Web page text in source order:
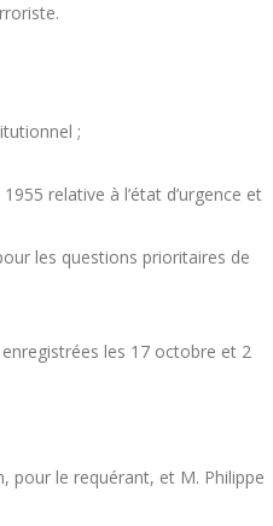
;
relative à l’état d’urgence et
les questions prioritaires de
les 17 octobre et 2
pour le requérant, et M. Philippe